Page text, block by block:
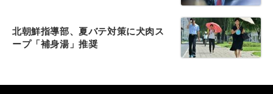
北朝鮮指導部、夏バテ対策に犬肉ス
ープ「補身湯」推奨